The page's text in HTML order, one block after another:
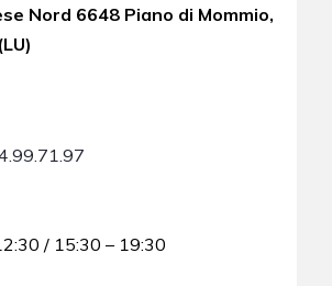
Nord 6648 Piano di Mommio,
/ 15:30 – 19:30